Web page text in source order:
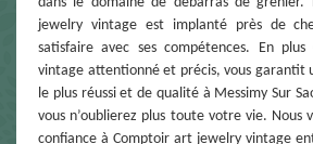
jewelry vintage est implanté près de
satisfaire avec ses compétences. En
vintage attentionné et précis, vous garantit
le plus réussi et de qualité à Messimy Sur
vous n’oublierez plus toute votre vie. Nous
confiance à Comptoir art jewelry vintage